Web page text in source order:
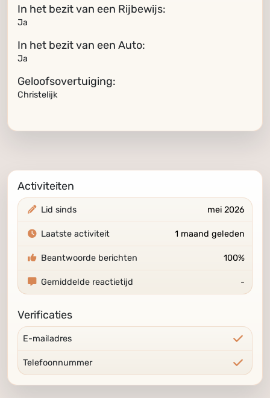
In het bezit van een Rijbewijs:
Ja
In het bezit van een Auto:
Ja
Geloofsovertuiging:
Christelijk
Activiteiten
Lid sinds mei 2026
Laatste activiteit 1 maand geleden
Beantwoorde berichten 100%
Gemiddelde reactietijd -
Verificaties
E-mailadres
Telefoonnummer